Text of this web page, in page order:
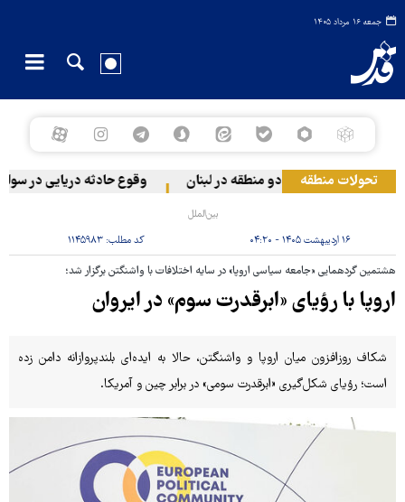
جمعه ۱۶ مرداد ۱۴۰۵
تحولات منطقه
صهیونیستی به دو منطقه در لبنان وقوع حادثه دریایی در
بین‌الملل
۱۶ اردیبهشت ۱۴۰۵ - ۰۴:۲۰ کد مطلب:۱۱۴۵۹۸۳
هشتمین گردهمایی «جامعه سیاسی اروپا» در سایه اختلافات با واشنگتن برگزار شد؛
اروپا با رؤیای «ابرقدرت سوم» در ایروان
شکاف روزافزون میان اروپا و واشنگتن، حالا به ایده‌ای بلندپروازانه دامن زده
است؛ رؤیای شکل‌گیری «ابرقدرت سومی» در برابر چین و آمریکا.